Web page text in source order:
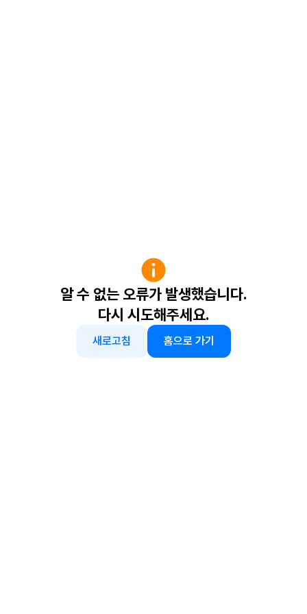
알 수 없는 오류가 발생했습니다.
다시 시도해주세요.
새로고침 홈으로 가기